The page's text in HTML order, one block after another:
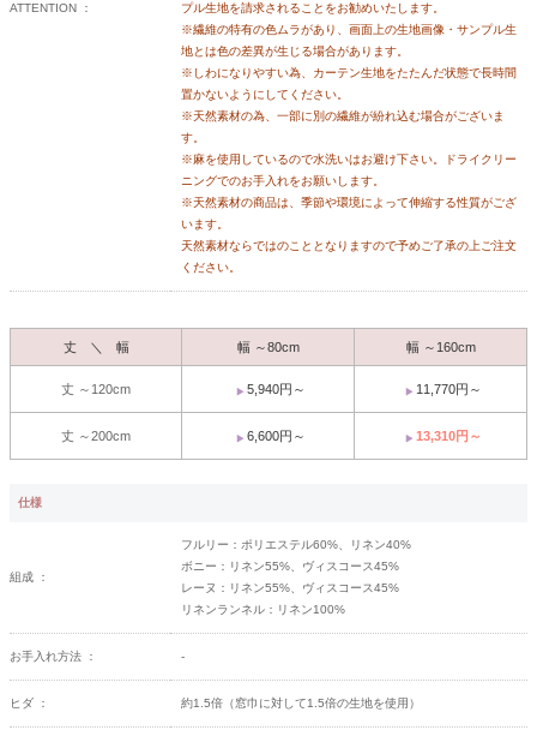
ATTENTION ：
プル生地を請求されることをお勧めいたします。
※繊維の特有の色ムラがあり、画面上の生地画像・サンプル生
地とは色の差異が生じる場合があります。
※しわになりやすい為、カーテン生地をたたんだ状態で長時間
置かないようにしてください。
※天然素材の為、一部に別の繊維が紛れ込む場合がございま
す。
※麻を使用しているので水洗いはお避け下さい。ドライクリー
ニングでのお手入れをお願いします。
※天然素材の商品は、季節や環境によって伸縮する性質がござ
います。
天然素材ならではのこととなりますので予めご了承の上ご注文
ください。
丈 ＼ 幅 幅 ～80cm 幅 ～160cm
丈 ～120cm 5,940円～ 11,770円～
丈 ～200cm 6,600円～ 13,310円～
仕様
組成 ：
フルリー：ポリエステル60%、リネン40%
ボニー：リネン55%、ヴィスコース45%
レーヌ：リネン55%、ヴィスコース45%
リネンランネル：リネン100%
お手入れ方法 ： -
ヒダ ： 約1.5倍（窓巾に対して1.5倍の生地を使用）